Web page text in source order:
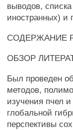
выводов,
иностранных) и
СОДЕРЖАНИЕ
ОБЗОР
Был проведен
методов,
изучения пчел
глобальной
перспективы